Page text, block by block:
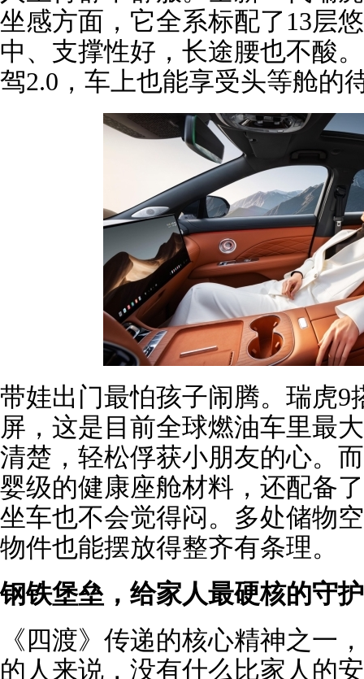
坐感方面，它全系标配了13层
中、支撑性好，长途腰也不酸
驾2.0，车上也能享受头等舱的
带娃出门最怕孩子闹腾。瑞虎9
屏，这是目前全球燃油车里最
清楚，轻松俘获小朋友的心。
婴级的健康座舱材料，还配备
坐车也不会觉得闷。多处储物
物件也能摆放得整齐有条理。
钢铁堡垒，给家人最硬核的守护
《四渡》传递的核心精神之一
的人来说，没有什么比家人的